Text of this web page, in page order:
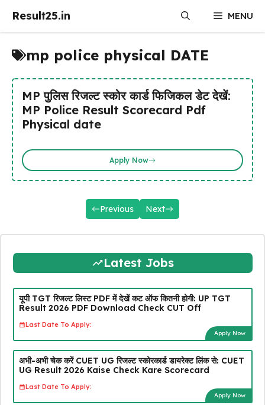
Result25.in MENU
mp police physical DATE
MP पुलिस रिजल्ट स्कोर कार्ड फिजिकल डेट देखें:
MP Police Result Scorecard Pdf
Physical date
Apply Now
Previous Next
Latest Jobs
यूपी TGT रिजल्ट लिस्ट PDF में देखें कट ऑफ कितनी होगी: UP TGT
Result 2026 PDF Download Check CUT Off
Last Date To Apply:
Apply Now
अभी-अभी चेक करें CUET UG रिजल्ट स्कोरकार्ड डायरेक्ट लिंक से: CUET
UG Result 2026 Kaise Check Kare Scorecard
Last Date To Apply:
Apply Now